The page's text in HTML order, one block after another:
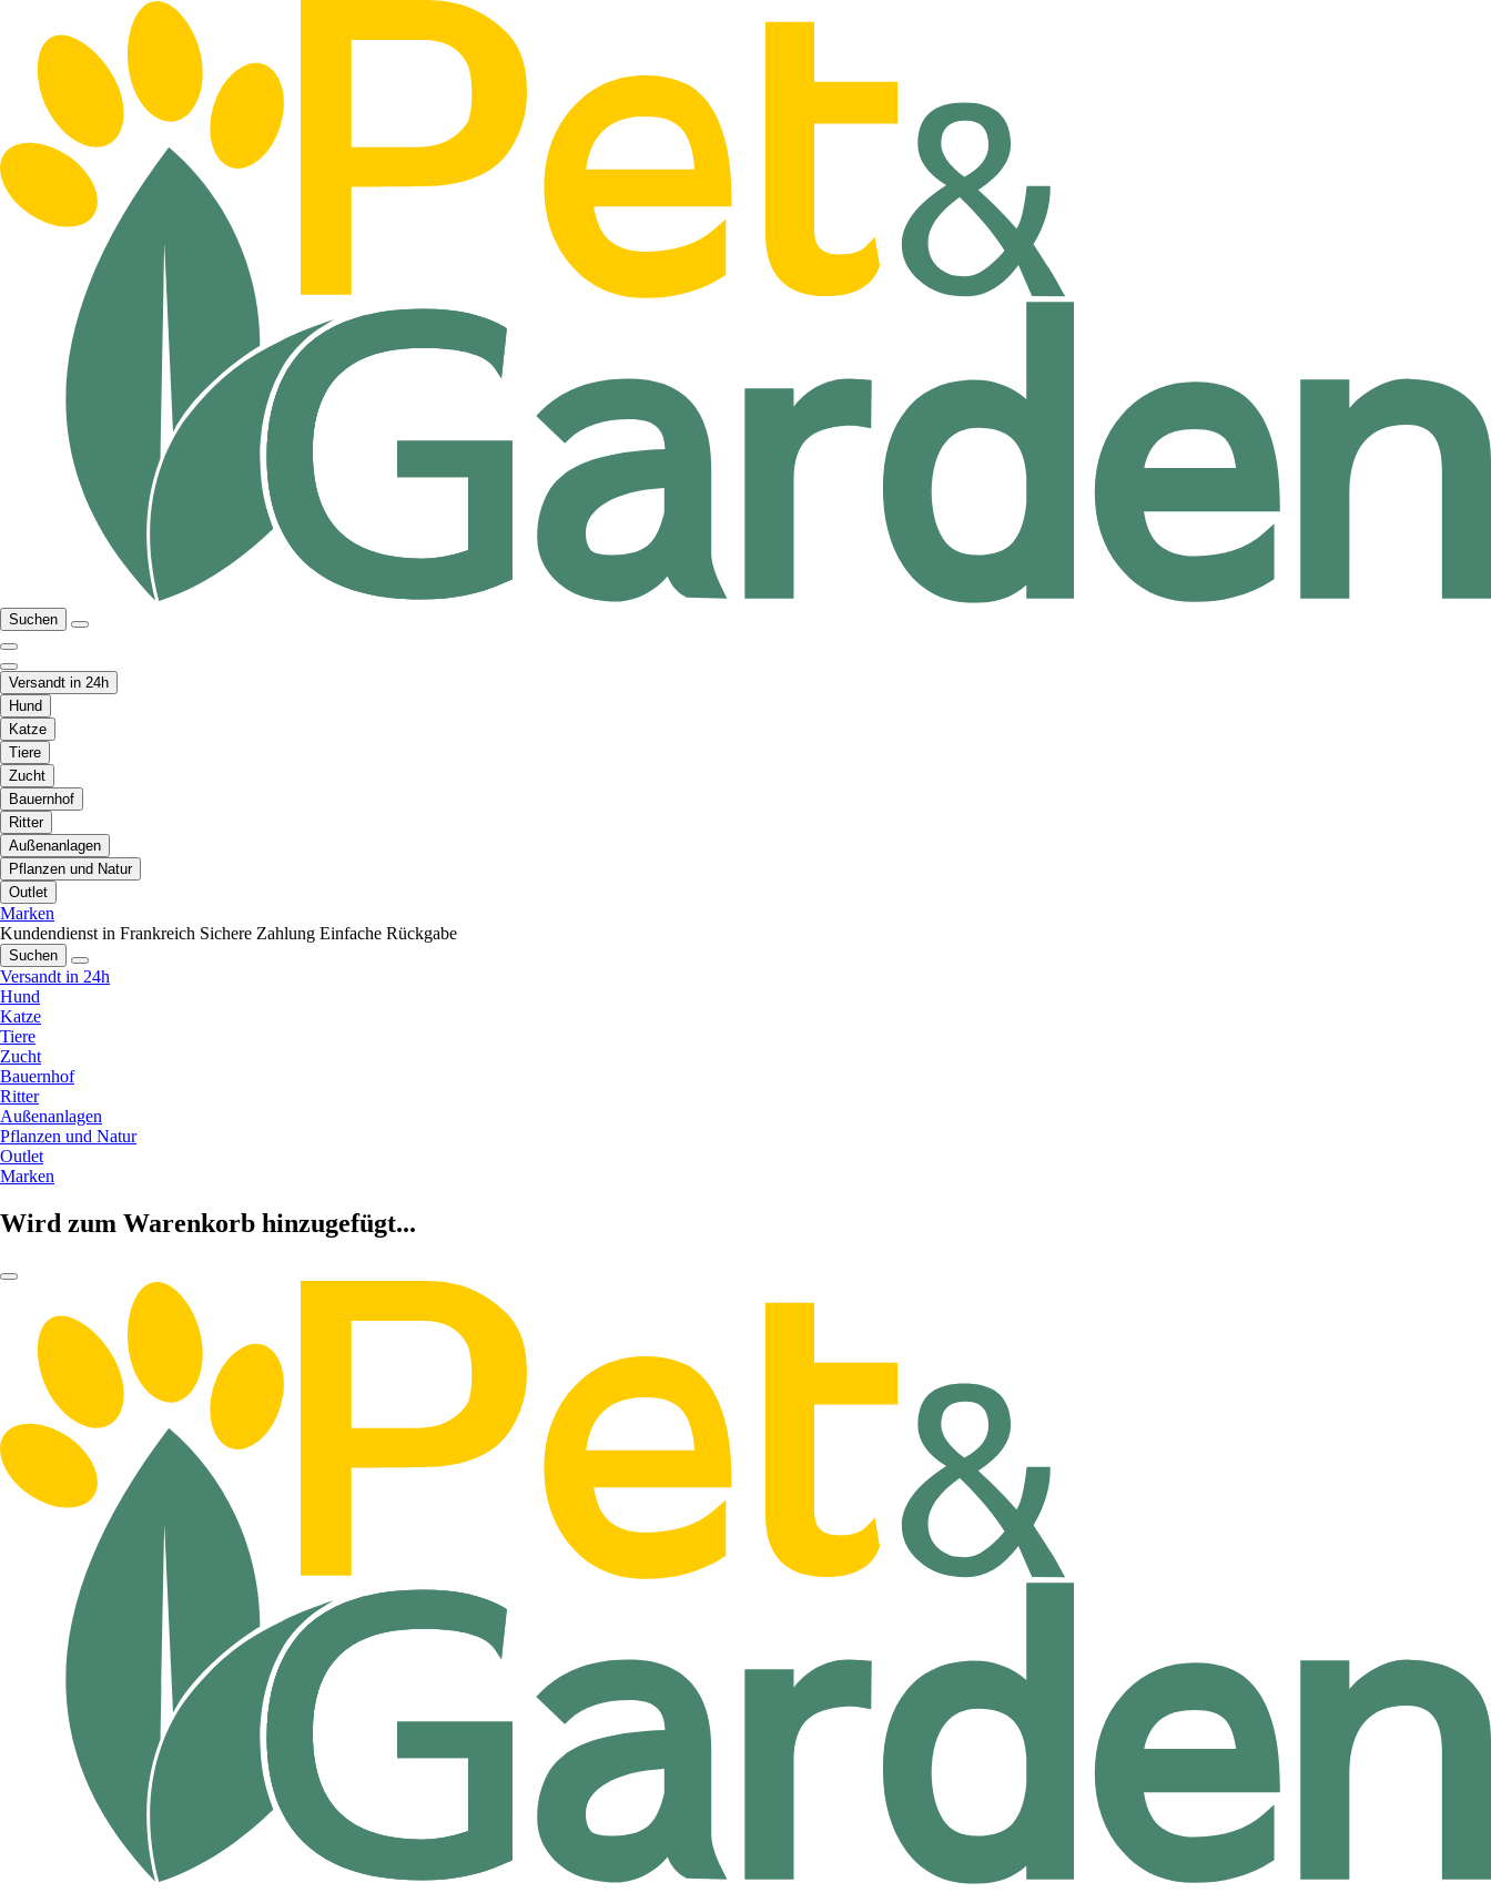
Suchen
Versandt in 24h
Hund
Katze
Tiere
Zucht
Bauernhof
Ritter
Außenanlagen
Pflanzen und Natur
Outlet
Marken
Kundendienst in Frankreich Sichere Zahlung Einfache Rückgabe
Suchen
Versandt in 24h
Hund
Katze
Tiere
Zucht
Bauernhof
Ritter
Außenanlagen
Pflanzen und Natur
Outlet
Marken
Wird zum Warenkorb hinzugefügt...